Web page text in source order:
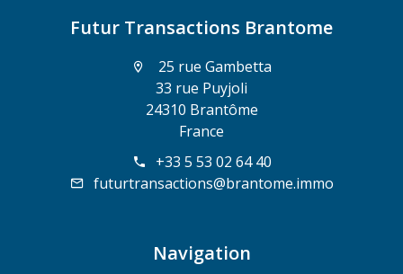
Futur Transactions Brantome
25 rue Gambetta
33 rue Puyjoli
24310 Brantôme
France
+33 5 53 02 64 40
futurtransactions@brantome.immo
Navigation